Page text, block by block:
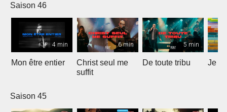
Saison 46
4 min
Mon être entier
6 min
Christ seul me
suffit
5 min
De toute tribu Je
Saison 45